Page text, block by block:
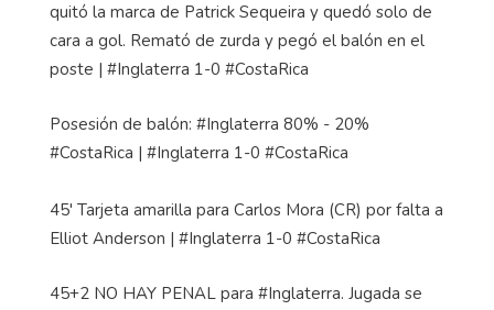
quitó la marca de Patrick Sequeira y quedó solo de
cara a gol. Remató de zurda y pegó el balón en el
poste | #Inglaterra 1-0 #CostaRica
Posesión de balón: #Inglaterra 80% - 20%
#CostaRica | #Inglaterra 1-0 #CostaRica
45' Tarjeta amarilla para Carlos Mora (CR) por falta a
Elliot Anderson | #Inglaterra 1-0 #CostaRica
45+2 NO HAY PENAL para #Inglaterra. Jugada se